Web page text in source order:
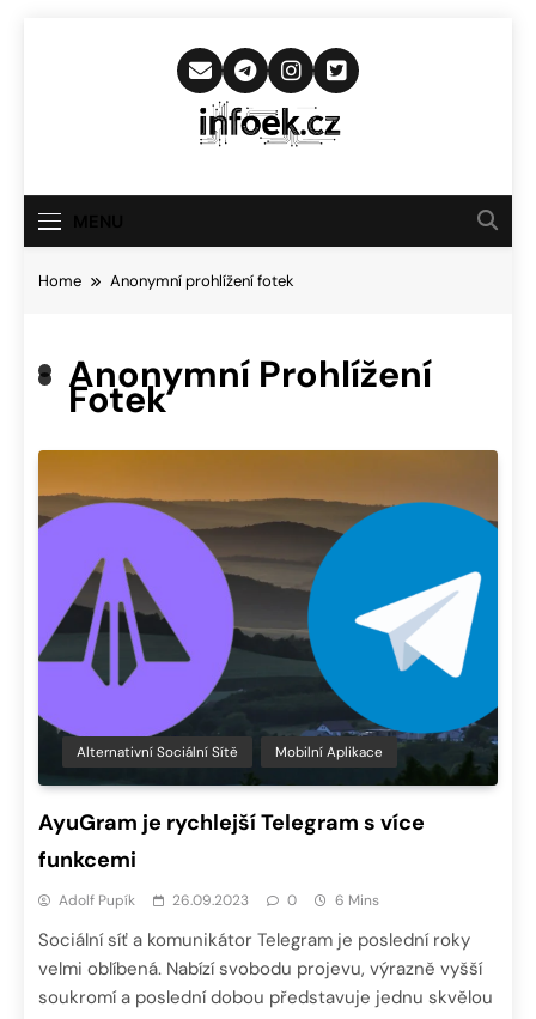
Infoek.cz
Novinkám
Home Anonymní prohlížení fotek
Anonymní Prohlížení
Fotek
Alternativní Sociální Sítě Mobilní Aplikace
AyuGram je rychlejší Telegram s více
funkcemi
Adolf Pupík 26.09.2023 0 6 Mins
Sociální síť a komunikátor Telegram je poslední roky
velmi oblíbená. Nabízí svobodu projevu, výrazně vyšší
soukromí a poslední dobou představuje jednu skvělou